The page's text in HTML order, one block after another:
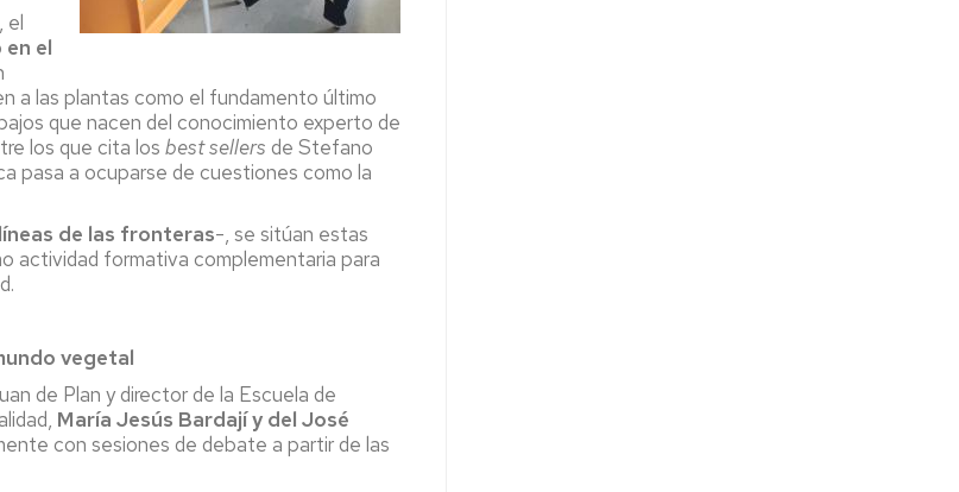
el
en el
a las plantas como el fundamento último
que nacen del conocimiento experto de
los que cita los best sellers de Stefano
pasa a ocuparse de cuestiones como la
de las fronteras-, se sitúan estas
actividad formativa complementaria para
vegetal
de Plan y director de la Escuela de
María Jesús Bardají y del José
con sesiones de debate a partir de las